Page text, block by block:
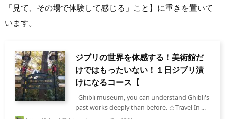
「見て、その場で体験して感じる」こと】に重きを置いて
います。
ジブリの世界を体感する！美術館だ
けではもったいない！１日ジブリ漬
けになるコース【
Ghibli museum, you can understand Ghibli's
past works deeply than before. ☆Travel In ...